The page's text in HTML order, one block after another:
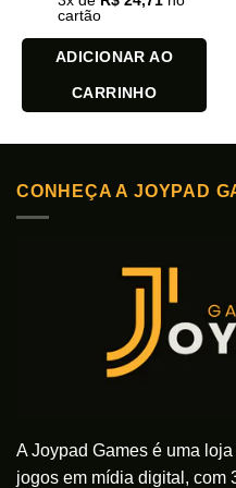
cartão
ADICIONAR AO
CARRINHO
CONHEÇA A JOYPAD
A Joypad Games é uma
jogos em mídia digital, com